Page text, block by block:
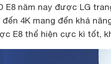
E8 năm nay được LG
đến 4K mang đến khả
E8 thể hiện cực kì tốt,